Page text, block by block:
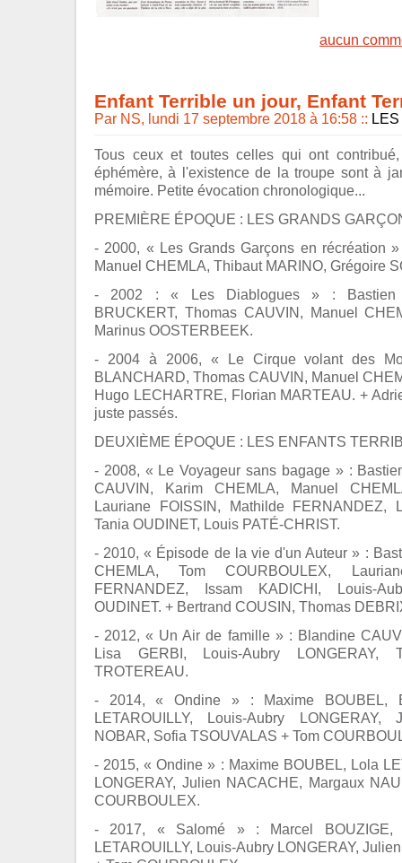
aucun
Enfant Terrible un jour, Enfant
Par NS, lundi 17 septembre 2018 à 16:58 ::
Tous ceux et toutes celles qui ont
éphémère, à l'existence de la troupe sont à
mémoire. Petite évocation chronologique...
PREMIÈRE ÉPOQUE : LES GRANDS
- 2000, « Les Grands Garçons en récréation
Manuel CHEMLA, Thibaut MARINO, Grégoire
- 2002 : « Les Diablogues » : Bastien
BRUCKERT, Thomas CAUVIN, Manuel
Marinus OOSTERBEEK.
- 2004 à 2006, « Le Cirque volant des
BLANCHARD, Thomas CAUVIN, Manuel
Hugo LECHARTRE, Florian MARTEAU. +
juste passés.
DEUXIÈME ÉPOQUE : LES ENFANTS
- 2008, « Le Voyageur sans bagage » :
CAUVIN, Karim CHEMLA, Manuel
Lauriane FOISSIN, Mathilde FERNANDEZ,
Tania OUDINET, Louis PATÉ-CHRIST.
- 2010, « Épisode de la vie d'un Auteur » :
CHEMLA, Tom COURBOULEX,
FERNANDEZ, Issam KADICHI, Louis-
OUDINET. + Bertrand COUSIN, Thomas
- 2012, « Un Air de famille » : Blandine
Lisa GERBI, Louis-Aubry LONGERAY,
TROTEREAU.
- 2014, « Ondine » : Maxime BOUBEL,
LETAROUILLY, Louis-Aubry
NOBAR, Sofia TSOUVALAS + Tom
- 2015, « Ondine » : Maxime BOUBEL, Lola
LONGERAY, Julien NACACHE, Margaux
COURBOULEX.
- 2017, « Salomé » : Marcel BOUZIGE,
LETAROUILLY, Louis-Aubry LONGERAY,